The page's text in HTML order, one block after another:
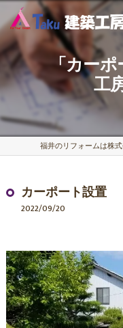
「カー
工
福井のリフォームは株
カーポート設置
2022/09/20